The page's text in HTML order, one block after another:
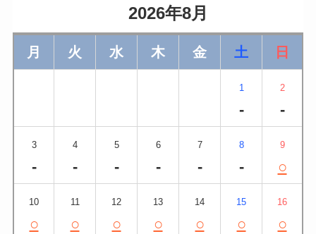
                    2026年8月
月 火 水 木 金 土 日
1
-
2
-
3
-
4
-
5
-
6
-
7
-
8
-
9
○
10
○
11
○
12
○
13
○
14
○
15
○
16
○